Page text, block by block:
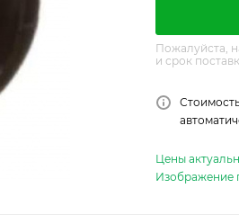
Пожалуйста,
и срок
Цены
Изображение